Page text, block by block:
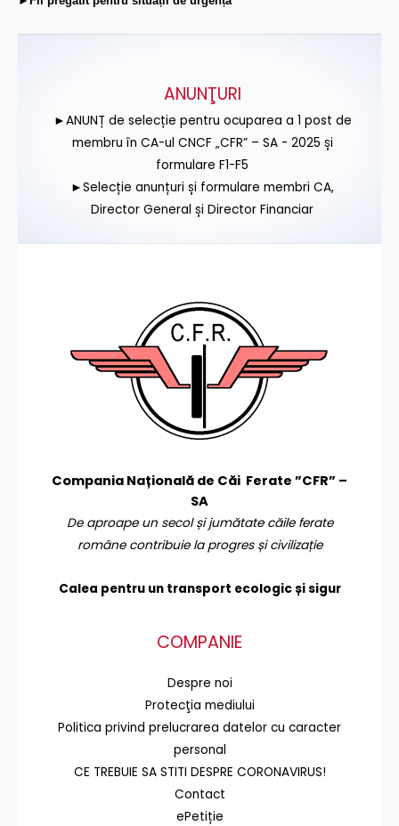
ANUNŢURI
►ANUNȚ de selecție pentru ocuparea a 1 post de
membru în CA-ul CNCF „CFR” – SA - 2025 și
formulare F1-F5
►Selecție anunțuri și formulare membri CA,
Director General și Director Financiar
Compania Națională de Căi Ferate ”CFR” –
SA
De aproape un secol și jumătate căile ferate
române contribuie la progres și civilizație
Calea pentru un transport ecologic și sigur
COMPANIE
Despre noi
Protecţia mediului
Politica privind prelucrarea datelor cu caracter
personal
CE TREBUIE SA STITI DESPRE CORONAVIRUS!
Contact
ePetiție